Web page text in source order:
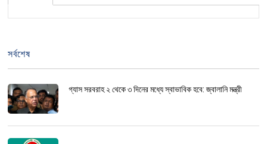
সর্বশেষ
গ্যাস সরবরাহ ২ থেকে ৩ দিনের মধ্যে স্বাভাবিক হবে: জ্বালানি মন্ত্রী